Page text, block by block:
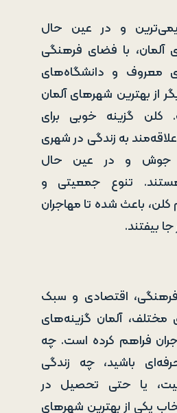
و در عین حال
آلمان، با فضای فرهنگی
معروف و دانشگاه‌های
از بهترین شهرهای آلمان
کلن گزینه خوبی برای
به زندگی در شهری
جوش و در عین حال
تنوع جمعیتی و
کلن، باعث شده تا مهاجران
بیفتند.
اقتصادی و سبک
مختلف، آلمان گزینه‌های
فراهم کرده است. چه
باشید، چه زندگی
یا حتی تحصیل در
یکی از بهترین شهرهای